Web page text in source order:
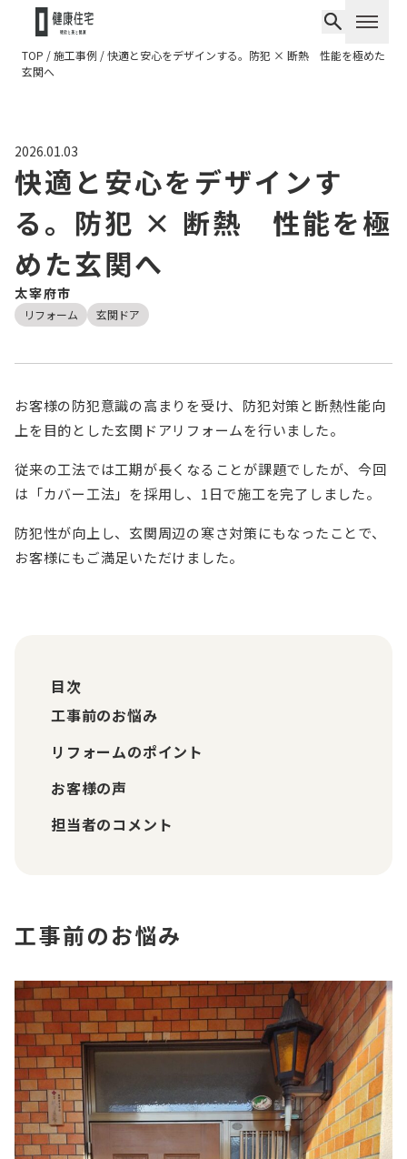
TOP /施工事例 /快適と安心をデザインする。防犯 × 断熱 性能を極めた
玄関へ
2026.01.03
快適と安心をデザインす
る。防犯 × 断熱 性能を極
めた玄関へ
太宰府市
リフォーム 玄関ドア
お客様の防犯意識の高まりを受け、防犯対策と断熱性能向
上を目的とした玄関ドアリフォームを行いました。
従来の工法では工期が長くなることが課題でしたが、今回
は「カバー工法」を採用し、1日で施工を完了しました。
防犯性が向上し、玄関周辺の寒さ対策にもなったことで、
お客様にもご満足いただけました。
目次
工事前のお悩み
リフォームのポイント
お客様の声
担当者のコメント
工事前のお悩み